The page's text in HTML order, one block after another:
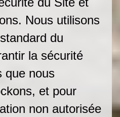
Nous utilisons
du
la sécurité
que nous
et pour
non autorisée